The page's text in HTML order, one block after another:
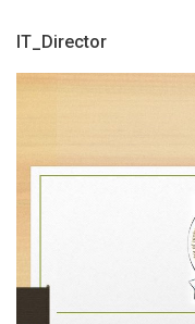
IT_Director